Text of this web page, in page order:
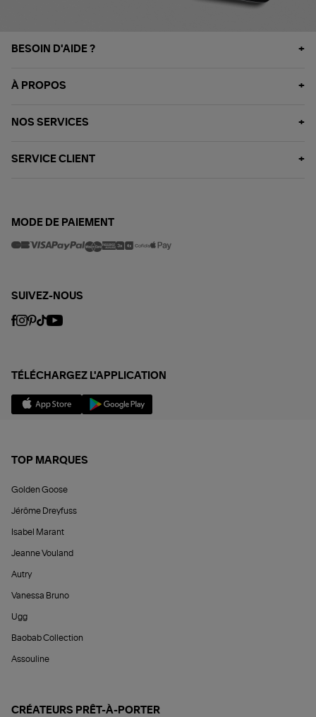
BESOIN D'AIDE ?
À PROPOS
NOS SERVICES
SERVICE CLIENT
MODE DE PAIEMENT
SUIVEZ-NOUS
TÉLÉCHARGEZ L'APPLICATION
TOP MARQUES
Golden Goose
Jérôme Dreyfuss
Isabel Marant
Jeanne Vouland
Autry
Vanessa Bruno
Ugg
Baobab Collection
Assouline
CRÉATEURS PRÊT-À-PORTER